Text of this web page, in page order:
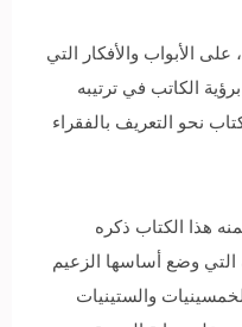
الأبواب والأفكار التي
الكاتب في ترتيبه
نحو التعريف بالفقراء
هذا الكتاب ذكره
التي وضع أساسها الزعيم
والستينيات